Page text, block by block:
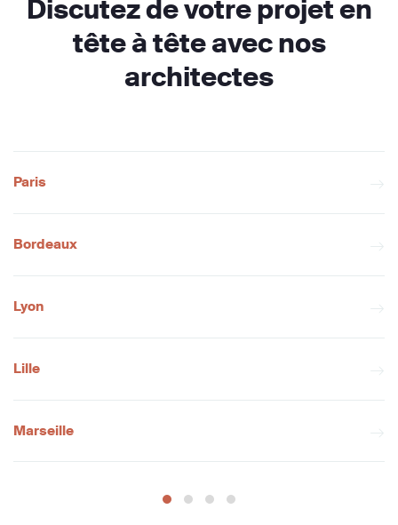
Discutez de votre projet en
tête à tête avec nos
architectes
Paris
Bordeaux
Lyon
Lille
Marseille